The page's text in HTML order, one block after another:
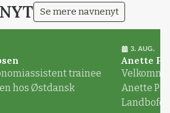
Se mere navnenyt
trainee
hos Østdansk
3. AUG.
Anette
Anette